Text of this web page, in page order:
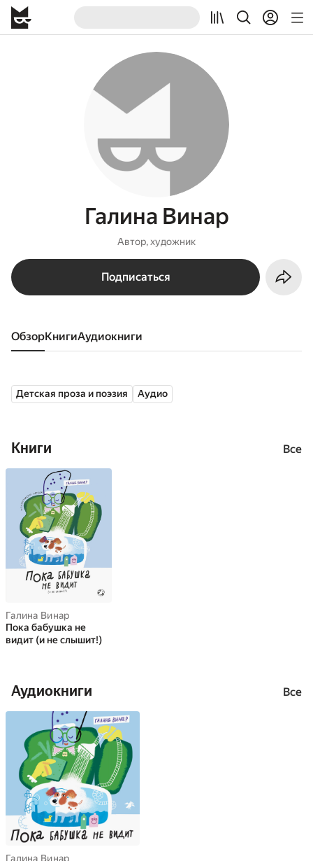
Галина Винар
Автор, художник
Подписаться
Обзор книги аудиокниги
Детская проза и поэзия Аудио
Книги Все
Галина Винар
Пока бабушка не
видит (и не слышит!)
Аудиокниги Все
Галина Винар